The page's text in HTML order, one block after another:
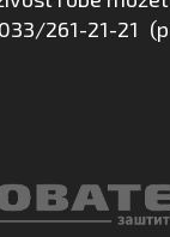
033/261-21-21